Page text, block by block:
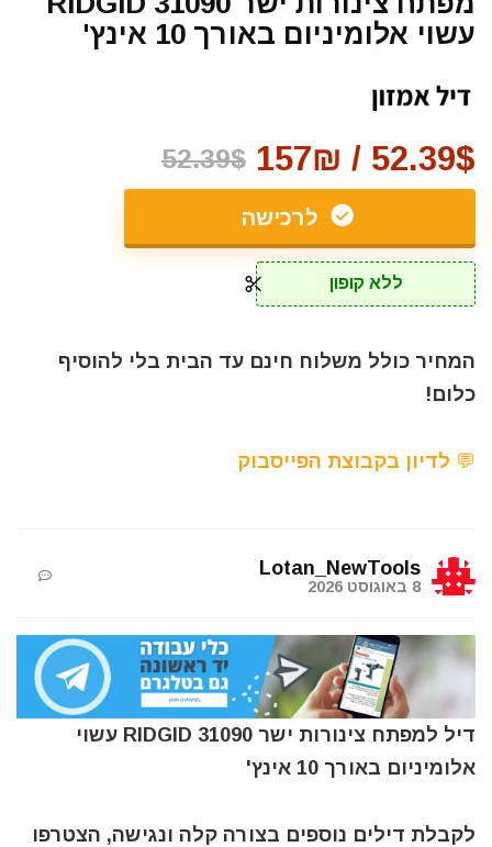
עשוי אלומיניום באורך 10 אינץ'
52.39$ / 157₪
52.39$
לרכישה
ללא קופון
המחיר כולל משלוח חינם עד הבית בלי להוסיף
כלום!
💬 לדיון בקבוצת הפייסבוק
Lotan_NewTools
8 באוגוסט 2026
דיל למפתח צינורות ישר RIDGID 31090 עשוי
אלומיניום באורך 10 אינץ'
לקבלת דילים נוספים בצורה קלה ונגישה, הצטרפו